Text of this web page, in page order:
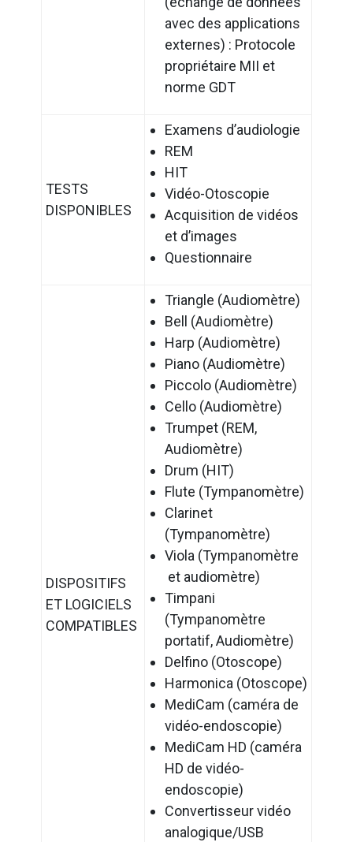
avec des applications
externes) : Protocole
propriétaire MII et
norme GDT
TESTS
DISPONIBLES
Examens d’audiologie
REM
HIT
Vidéo-Otoscopie
Acquisition de vidéos
et d’images
Questionnaire
DISPOSITIFS
ET LOGICIELS
COMPATIBLES
Triangle (Audiomètre)
Bell (Audiomètre)
Harp (Audiomètre)
Piano (Audiomètre)
Piccolo (Audiomètre)
Cello (Audiomètre)
Trumpet (REM,
Audiomètre)
Drum (HIT)
Flute (Tympanomètre)
Clarinet
(Tympanomètre)
Viola (Tympanomètre
et audiomètre)
Timpani
(Tympanomètre
portatif, Audiomètre)
Delfino (Otoscope)
Harmonica (Otoscope)
MediCam (caméra de
vidéo-endoscopie)
MediCam HD (caméra
HD de vidéo-
endoscopie)
Convertisseur vidéo
analogique/USB